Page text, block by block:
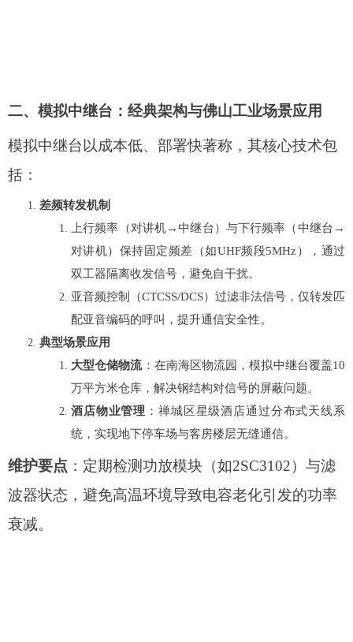
二、模拟中继台：经典架构与佛山工业场景应用
模拟中继台以成本低、部署快著称，其核心技术包
括：
差频转发机制
上行频率（对讲机→中继台）与下行频率（中继台→
对讲机）保持固定频差（如UHF频段5MHz），通过
双工器隔离收发信号，避免自干扰。
亚音频控制（CTCSS/DCS）过滤非法信号，仅转发匹
配亚音编码的呼叫，提升通信安全性。
典型场景应用
大型仓储物流：在南海区物流园，模拟中继台覆盖10
万平方米仓库，解决钢结构对信号的屏蔽问题。
酒店物业管理 ：禅城区星级酒店通过分布式天线系
统，实现地下停车场与客房楼层无缝通信。
维护要点 ：定期检测功放模块（如2SC3102）与滤
波器状态，避免高温环境导致电容老化引发的功率
衰减。